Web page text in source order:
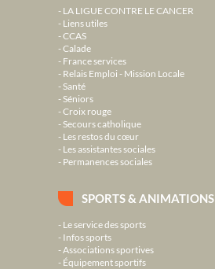
LA LIGUE CONTRE LE CANCER
Liens utiles
CCAS
Calade
France services
Relais Emploi - Mission Locale
Santé
Séniors
Croix rouge
Secours catholique
Les restos du cœur
Les assistantes sociales
Permanences sociales
SPORTS & ANIMATIONS
Le service des sports
Infos sports
Associations sportives
Équipement sportifs